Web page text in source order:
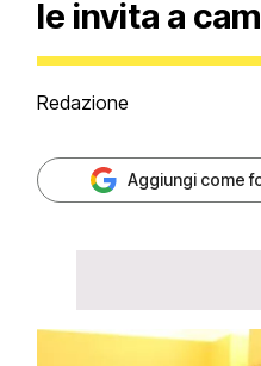
le invita a
Redazione
Aggiungi come